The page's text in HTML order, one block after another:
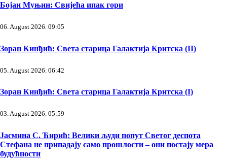
Бојан Муњин: Свијећа ипак гори
06. August 2026. 09:05
Зоран Кинђић: Света старица Галактија Критска (II)
05. August 2026. 06:42
Зоран Кинђић: Света старица Галактија Критска (I)
03. August 2026. 05:59
Јасмина С. Ћирић: Велики људи попут Светог деспота
Стефана не припадају само прошлости – они постају мера
будућности